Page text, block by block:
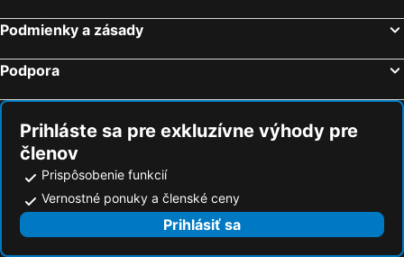
Kalóz Fregatt Panzió & Étterem
Leonor
Podmienky a zásady
Podpora
Prihláste sa pre exkluzívne výhody pre
členov
Prispôsobenie funkcií
Vernostné ponuky a členské ceny
Prihlásiť sa